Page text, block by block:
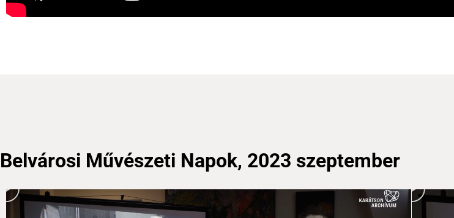
Belvárosi Művészeti Napok, 2023 szeptember